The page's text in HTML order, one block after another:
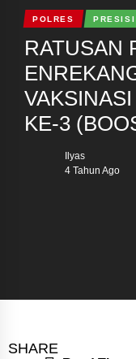
POLRES PRESISI
RATUSAN
KE-3
Ilyas
4 Tahun Ago
SHARE